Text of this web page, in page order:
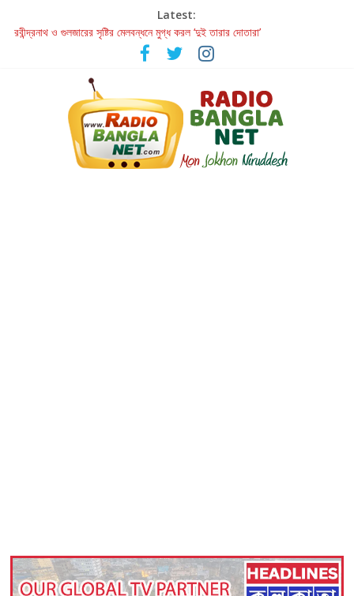
Latest:
রবীন্দ্রনাথ ও গুলজারের সৃষ্টির মেলবন্ধনে মুগ্ধ করল ‘দুই তারার দোতারা’
কলের গান থেকে রীলস্ — বাঙালির গান শোনার বিবর্তনের গল্প
জগন্নাথমঙ্গলম্ — বাংলায় প্রথমবার মঞ্চে এবার রথযাত্রার উদযাপন
Retribution: A Thought-Provoking Short Film That Challenges
Our Understanding of Justice
হাওয়া বদলের টলিউডে ‘তুমি এলে তাই’